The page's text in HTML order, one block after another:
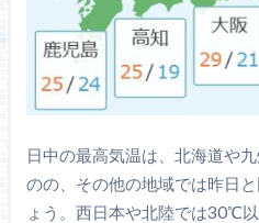
日中の最高気温は、北海道や
のの、その他の地域では昨日
ょう。西日本や北陸では30℃